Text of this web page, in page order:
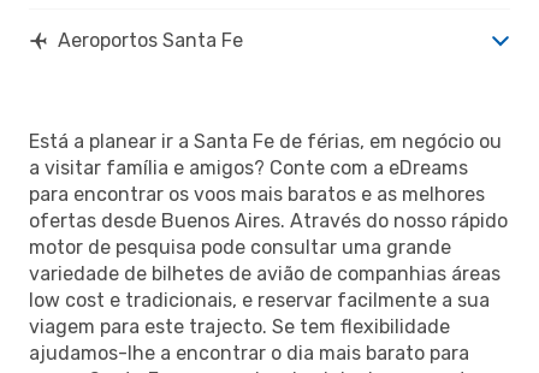
Aeroportos Santa Fe
Está a planear ir a Santa Fe de férias, em negócio ou
a visitar família e amigos? Conte com a eDreams
para encontrar os voos mais baratos e as melhores
ofertas desde Buenos Aires. Através do nosso rápido
motor de pesquisa pode consultar uma grande
variedade de bilhetes de avião de companhias áreas
low cost e tradicionais, e reservar facilmente a sua
viagem para este trajecto. Se tem flexibilidade
ajudamos-lhe a encontrar o dia mais barato para